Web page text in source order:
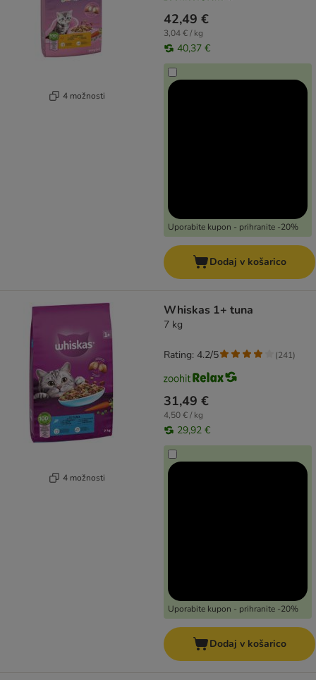
4 možnosti
42,49 €
3,04 € / kg
40,37 €
Uporabite kupon - prihranite -20%
Dodaj v košarico
4 možnosti
Whiskas 1+ tuna
7 kg
31,49 €
4,50 € / kg
29,92 €
Uporabite kupon - prihranite -20%
Rating: 4.2/5 (241)
Dodaj v košarico